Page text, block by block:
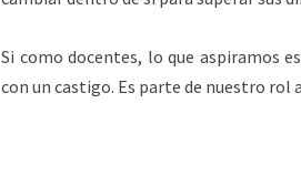
Si como docentes, lo que aspiramos
con un castigo. Es parte de nuestro rol